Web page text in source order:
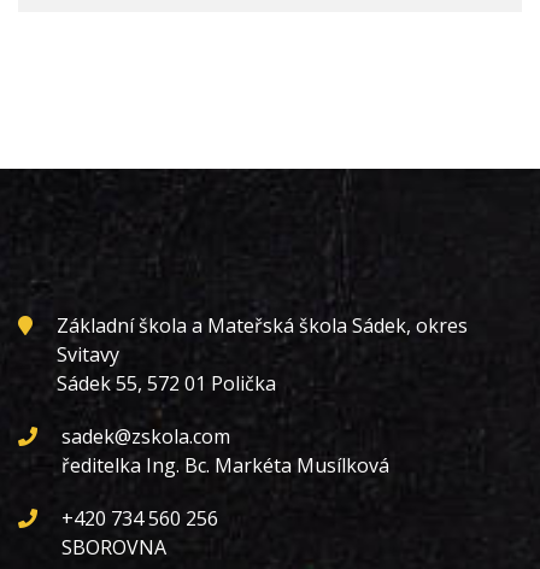
Základní škola a Mateřská škola Sádek, okres
Svitavy
Sádek 55, 572 01 Polička
sadek@zskola.com
ředitelka Ing. Bc. Markéta Musílková
+420 734 560 256
SBOROVNA